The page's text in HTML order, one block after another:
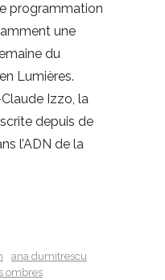
programmation
une
du
Lumières.
Claude Izzo, la
depuis de
l’ADN de la
ana dumitrescu
ombres